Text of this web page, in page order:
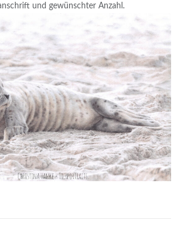
und gewünschter Anzahl.